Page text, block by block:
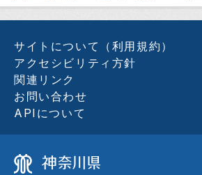
サイトについて（利用規約）
アクセシビリティ方針
関連リンク
お問い合わせ
APIについて